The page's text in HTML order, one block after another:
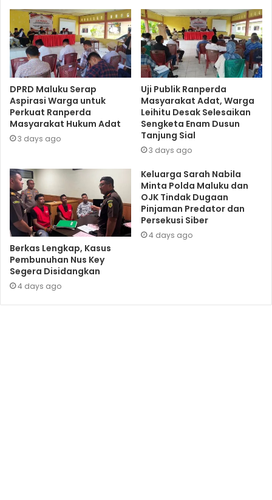
DPRD Maluku Serap
Aspirasi Warga untuk
Perkuat Ranperda
Masyarakat Hukum Adat
3 days ago
Uji Publik Ranperda
Masyarakat Adat, Warga
Leihitu Desak Selesaikan
Sengketa Enam Dusun
Tanjung Sial
3 days ago
Berkas Lengkap, Kasus
Pembunuhan Nus Key
Segera Disidangkan
4 days ago
Keluarga Sarah Nabila
Minta Polda Maluku dan
OJK Tindak Dugaan
Pinjaman Predator dan
Persekusi Siber
4 days ago